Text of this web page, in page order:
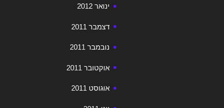
ינואר 2012
דצמבר 2011
נובמבר 2011
אוקטובר 2011
אוגוסט 2011